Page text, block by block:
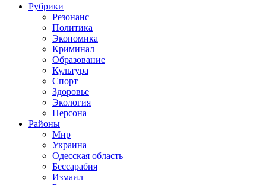
Рубрики
Резонанс
Политика
Экономика
Криминал
Образование
Культура
Спорт
Здоровье
Экология
Персона
Районы
Мир
Украина
Одесская область
Бессарабия
Измаил